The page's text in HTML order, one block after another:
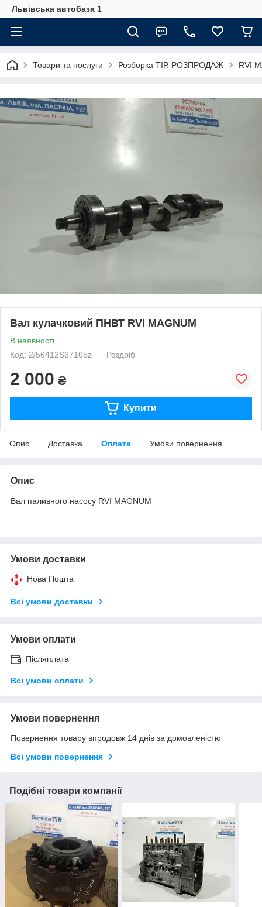
Львівська автобаза 1
Товари та послуги Розборка ТІР. РОЗПРОДАЖ RVI
Вал кулачковий ПНВТ RVI MAGNUM
В наявності
Код: 2/56412S67105z
Роздріб
2 000 ₴
Купити
Опис Доставка Оплата Умови повернення
Опис
Вал паливного насосу RVI MAGNUM
Умови доставки
Нова Пошта
Всі умови доставки
Умови оплати
Післяплата
Всі умови оплати
Умови повернення
Повернення товару впродовж 14 днів за домовленістю
Всі умови повернення
Подібні товари компанії